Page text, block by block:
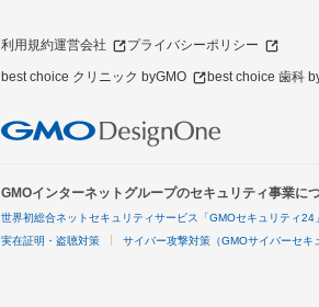
利用規約運営会社 プライバシーポリシー
best choice クリニック byGMO best choice 歯科
GMOインターネットグループのセキュリティ事業に
世界初総合ネットセキュリティサービス「GMOセキュリティ24」
実在証明・盗聴対策 サイバー攻撃対策（GMOサイバーセキ